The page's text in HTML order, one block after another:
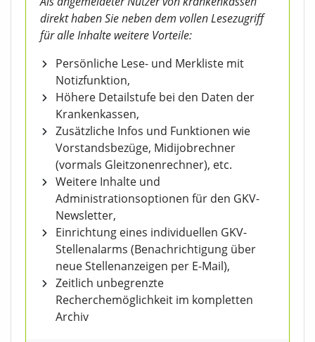
direkt haben Sie neben dem vollen Lesezugriff
für alle Inhalte weitere Vorteile:
Persönliche Lese- und Merkliste mit
Notizfunktion,
Höhere Detailstufe bei den Daten der
Krankenkassen,
Zusätzliche Infos und Funktionen wie
Vorstandsbezüge, Midijobrechner
(vormals Gleitzonenrechner), etc.
Weitere Inhalte und
Administrationsoptionen für den GKV-
Newsletter,
Einrichtung eines individuellen GKV-
Stellenalarms (Benachrichtigung über
neue Stellenanzeigen per E-Mail),
Zeitlich unbegrenzte
Recherchemöglichkeit im kompletten
Archiv